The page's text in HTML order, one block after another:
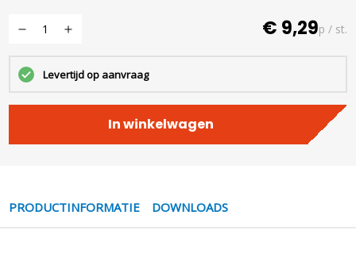
€ 9,29p / st.
Levertijd op aanvraag
In winkelwagen
PRODUCTINFORMATIE DOWNLOADS